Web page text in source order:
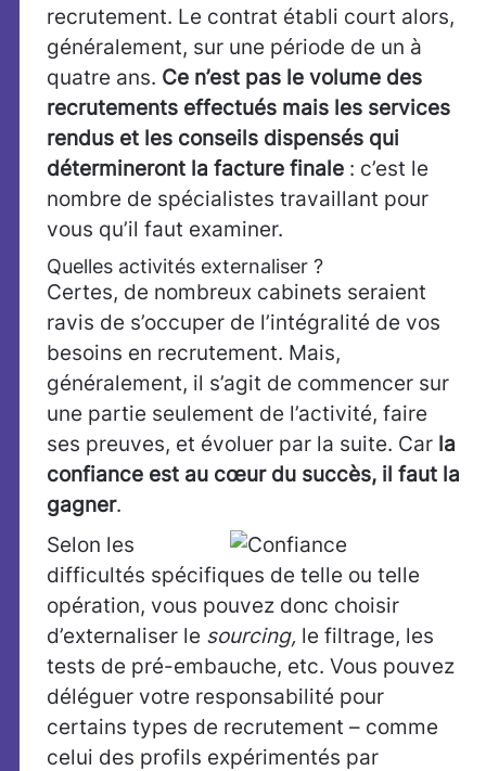
recrutement. Le contrat établi court alors,
généralement, sur une période de un à
quatre ans. Ce n’est pas le volume des
recrutements effectués mais les services
rendus et les conseils dispensés qui
détermineront la facture finale : c’est le
nombre de spécialistes travaillant pour
vous qu’il faut examiner.
Quelles activités externaliser ?
Certes, de nombreux cabinets seraient
ravis de s’occuper de l’intégralité de vos
besoins en recrutement. Mais,
généralement, il s’agit de commencer sur
une partie seulement de l’activité, faire
ses preuves, et évoluer par la suite. Car la
confiance est au cœur du succès, il faut la
gagner.
Selon les
difficultés spécifiques de telle ou telle
opération, vous pouvez donc choisir
d’externaliser le sourcing, le filtrage, les
tests de pré-embauche, etc. Vous pouvez
déléguer votre responsabilité pour
certains types de recrutement – comme
celui des profils expérimentés par